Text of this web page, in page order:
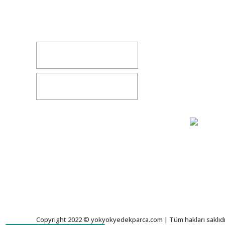
Copyright 2022 © yokyokyedekparca.com | Tüm hakları